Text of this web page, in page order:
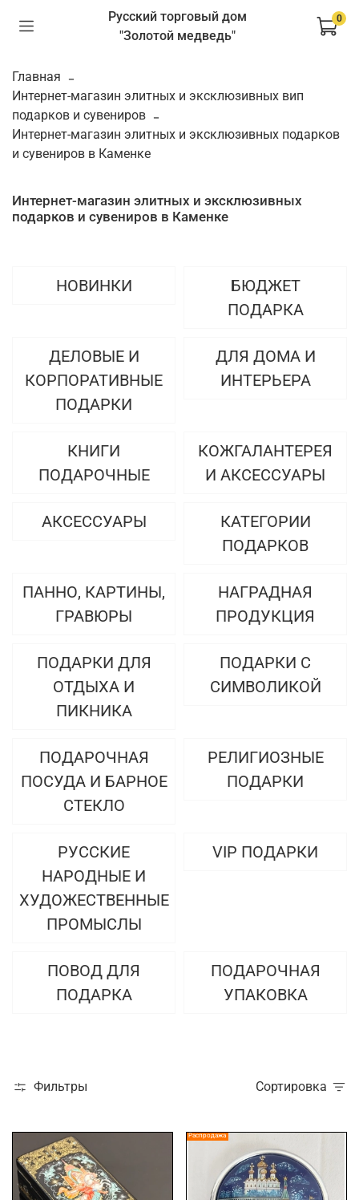
Русский торговый дом
"Золотой медведь"
0
Главная
Интернет-магазин элитных и эксклюзивных вип
подарков и сувениров
Интернет-магазин элитных и эксклюзивных подарков
и сувениров в Каменке
Интернет-магазин элитных и эксклюзивных
подарков и сувениров в Каменке
НОВИНКИ
БЮДЖЕТ
ПОДАРКА
ДЕЛОВЫЕ И
КОРПОРАТИВНЫЕ
ПОДАРКИ
ДЛЯ ДОМА И
ИНТЕРЬЕРА
КНИГИ
ПОДАРОЧНЫЕ
КОЖГАЛАНТЕРЕЯ
И АКСЕССУАРЫ
АКСЕССУАРЫ
КАТЕГОРИИ
ПОДАРКОВ
ПАННО, КАРТИНЫ,
ГРАВЮРЫ
НАГРАДНАЯ
ПРОДУКЦИЯ
ПОДАРКИ ДЛЯ
ОТДЫХА И
ПИКНИКА
ПОДАРКИ С
СИМВОЛИКОЙ
ПОДАРОЧНАЯ
ПОСУДА И БАРНОЕ
СТЕКЛО
РЕЛИГИОЗНЫЕ
ПОДАРКИ
РУССКИЕ
НАРОДНЫЕ И
ХУДОЖЕСТВЕННЫЕ
ПРОМЫСЛЫ
VIP ПОДАРКИ
ПОВОД ДЛЯ
ПОДАРКА
ПОДАРОЧНАЯ
УПАКОВКА
Фильтры Сортировка
Распродажа